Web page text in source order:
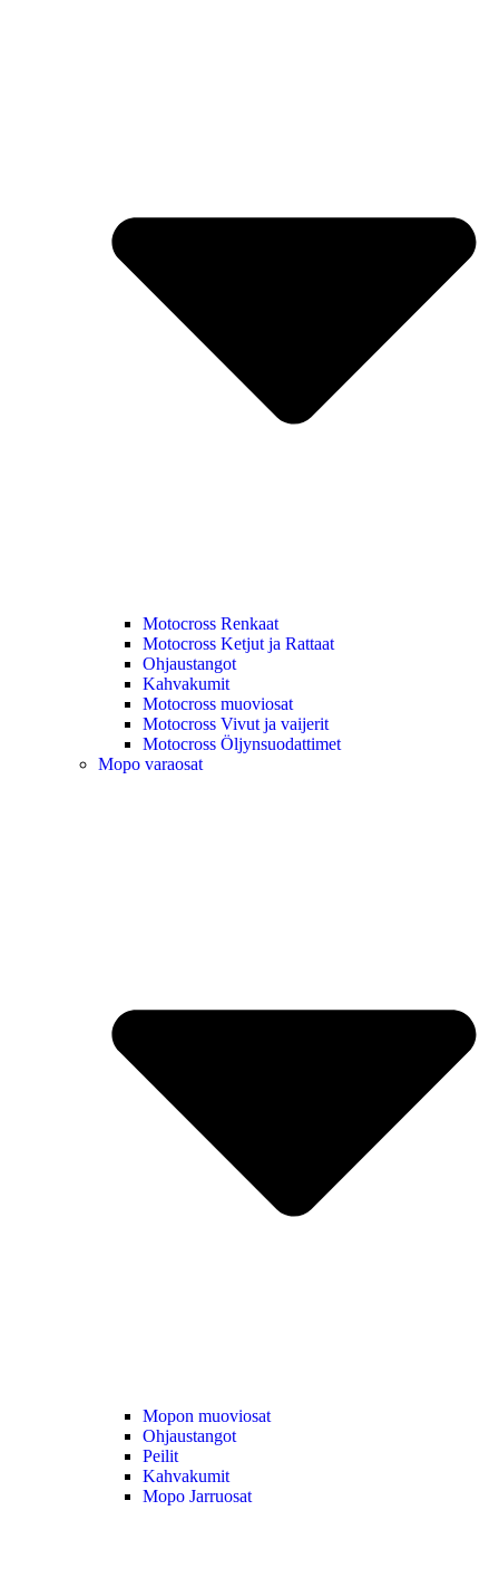
Motocross Renkaat
Motocross Ketjut ja Rattaat
Ohjaustangot
Kahvakumit
Motocross muoviosat
Motocross Vivut ja vaijerit
Motocross Öljynsuodattimet
Mopo varaosat
Mopon muoviosat
Ohjaustangot
Peilit
Kahvakumit
Mopo Jarruosat